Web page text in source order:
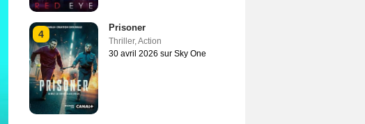
4
Prisoner
Thriller,Action
30 avril 2026 sur Sky One